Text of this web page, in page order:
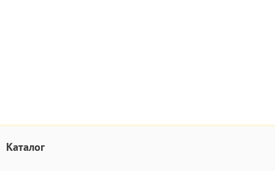
Каталог